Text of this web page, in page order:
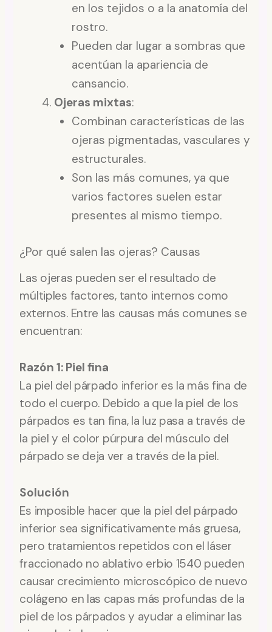
en los tejidos o a la anatomía del
rostro.
Pueden dar lugar a sombras que
acentúan la apariencia de
cansancio.
Ojeras mixtas:
Combinan características de las
ojeras pigmentadas, vasculares y
estructurales.
Son las más comunes, ya que
varios factores suelen estar
presentes al mismo tiempo.
¿Por qué salen las ojeras? Causas
Las ojeras pueden ser el resultado de
múltiples factores, tanto internos como
externos. Entre las causas más comunes se
encuentran:
Razón 1: Piel fina
La piel del párpado inferior es la más fina de
todo el cuerpo. Debido a que la piel de los
párpados es tan fina, la luz pasa a través de
la piel y el color púrpura del músculo del
párpado se deja ver a través de la piel.
Solución
Es imposible hacer que la piel del párpado
inferior sea significativamente más gruesa,
pero tratamientos repetidos con el láser
fraccionado no ablativo erbio 1540 pueden
causar crecimiento microscópico de nuevo
colágeno en las capas más profundas de la
piel de los párpados y ayudar a eliminar las